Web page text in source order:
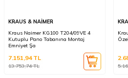
KRAUS & NAİMER
Kraus Naimer KG100 T204/09VE 4
Kutuplu Pano Tabanına Montaj
Emniyet Şa
13.753,74TL
7.151,94TL